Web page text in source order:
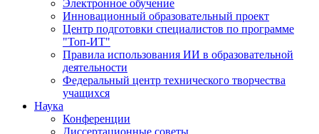
Электронное обучение
Инновационный образовательный проект
Центр подготовки специалистов по программе
"Топ-ИТ"
Правила использования ИИ в образовательной
деятельности
Федеральный центр технического творчества
учащихся
Наука
Конференции
Диссертационные советы